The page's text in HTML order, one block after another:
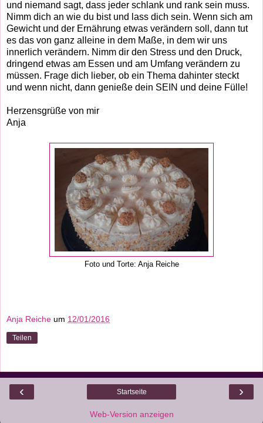
und niemand sagt, dass jeder schlank und rank sein muss.
Nimm dich an wie du bist und lass dich sein. Wenn sich am
Gewicht und der Ernährung etwas verändern soll, dann tut
es das von ganz alleine in dem Maße, in dem wir uns
innerlich verändern. Nimm dir den Stress und den Druck,
dringend etwas am Essen und am Umfang verändern zu
müssen. Frage dich lieber, ob ein Thema dahinter steckt
und wenn nicht, dann genieße dein SEIN und deine Fülle!
Herzensgrüße von mir
Anja
Foto und Torte: Anja Reiche
Anja Reiche um 12/01/2016
Teilen
‹ ›
Startseite
Web-Version anzeigen